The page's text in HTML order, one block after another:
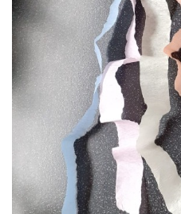
VZDĚLÁVACÍ BLOK LISTOPAD
VZDĚLÁVACÍ BLOK PROSINEC
VZDĚLÁVACÍ BLOK LEDEN
VZDĚLÁVACÍ BLOK ÚNOR